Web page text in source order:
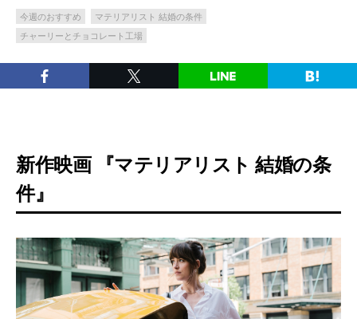
今週のおすすめ
マテリアリスト 結婚の条件
チャーリーとチョコレート工場
新作映画 『マテリアリスト 結婚の条
件』